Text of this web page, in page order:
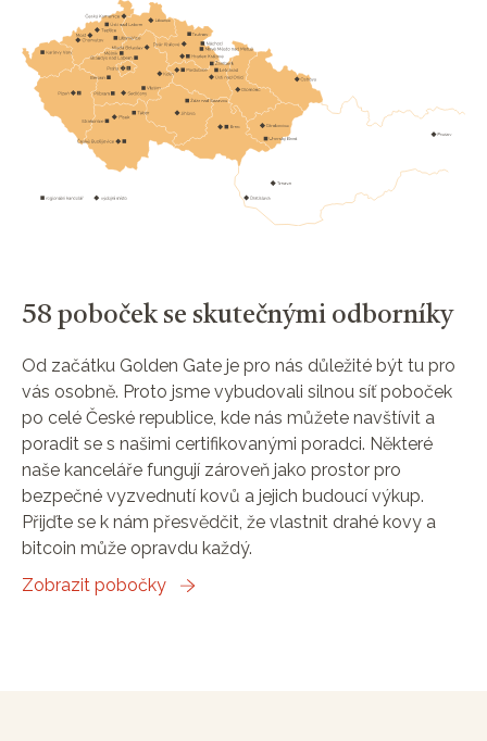
58 poboček se skutečnými odborníky
Od začátku Golden Gate je pro nás důležité být tu pro
vás osobně. Proto jsme vybudovali silnou síť poboček
po celé České republice, kde nás můžete navštívit a
poradit se s našimi certifikovanými poradci. Některé
naše kanceláře fungují zároveň jako prostor pro
bezpečné vyzvednutí kovů a jejich budoucí výkup.
Přijďte se k nám přesvědčit, že vlastnit drahé kovy a
bitcoin může opravdu každý.
Zobrazit pobočky